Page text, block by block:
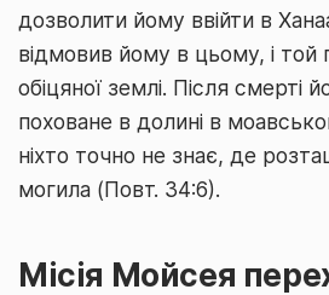
дозволити йому ввійти в
відмовив йому в цьому, і
обіцяної землі. Після смерті
поховане в долині в
ніхто точно не знає, де
могила (Повт. 34:6).
Місія Мойсея